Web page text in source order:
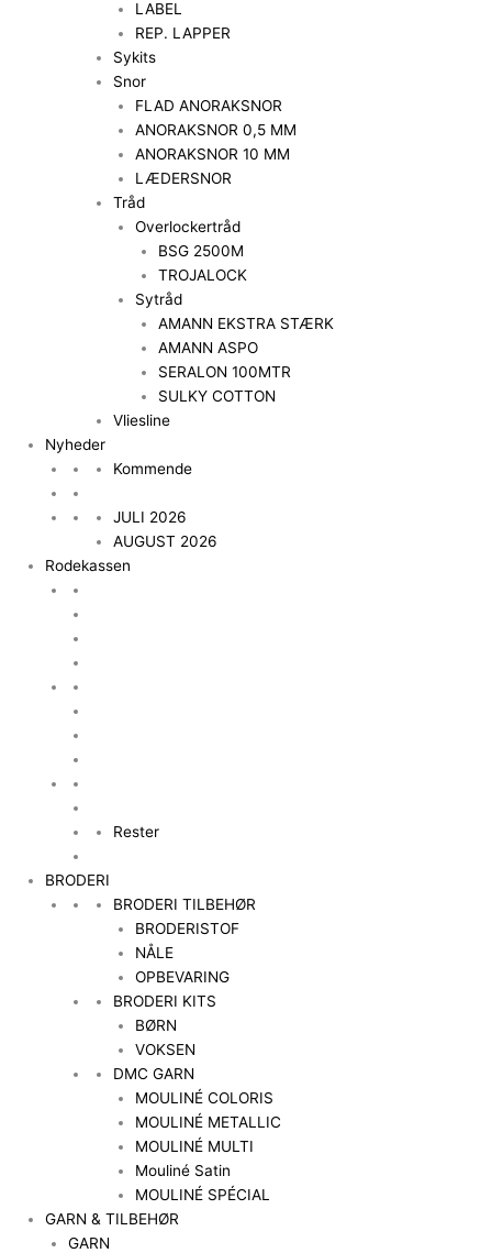
LABEL
REP. LAPPER
Sykits
Snor
FLAD ANORAKSNOR
ANORAKSNOR 0,5 MM
ANORAKSNOR 10 MM
LÆDERSNOR
Tråd
Overlockertråd
BSG 2500M
TROJALOCK
Sytråd
AMANN EKSTRA STÆRK
AMANN ASPO
SERALON 100MTR
SULKY COTTON
Vliesline
Nyheder
Kommende
JULI 2026
AUGUST 2026
Rodekassen
Rester
BRODERI
BRODERI TILBEHØR
BRODERISTOF
NÅLE
OPBEVARING
BRODERI KITS
BØRN
VOKSEN
DMC GARN
MOULINÉ COLORIS
MOULINÉ METALLIC
MOULINÉ MULTI
Mouliné Satin
MOULINÉ SPÉCIAL
GARN & TILBEHØR
GARN